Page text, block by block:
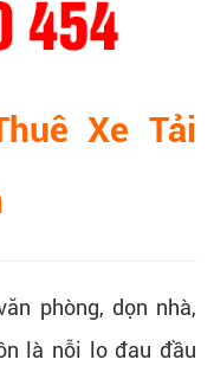
Xe Tải
phòng, dọn nhà,
là nỗi lo đau đầu